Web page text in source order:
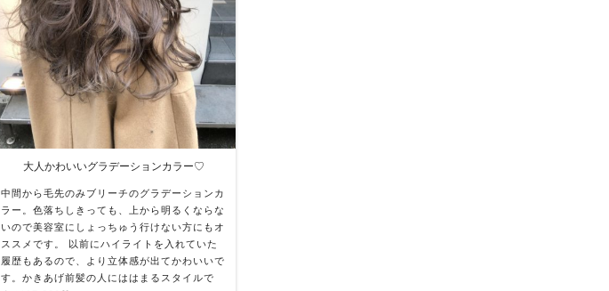
大人かわいいグラデーションカラー♡
中間から毛先のみブリーチのグラデーションカ
ラー。色落ちしきっても、上から明るくならな
いので美容室にしょっちゅう行けない方にもオ
ススメです。 以前にハイライトを入れていた
履歴もあるので、より立体感が出てかわいいで
す。かきあげ前髪の人にははまるスタイルで